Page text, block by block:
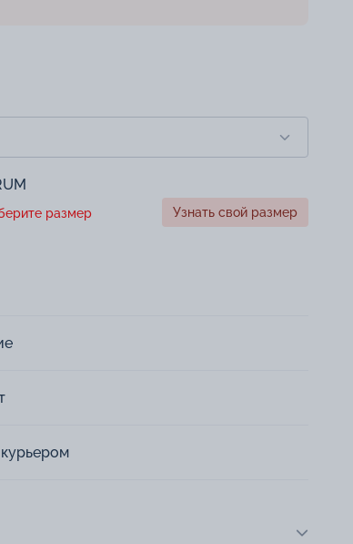
размер Узнать свой размер